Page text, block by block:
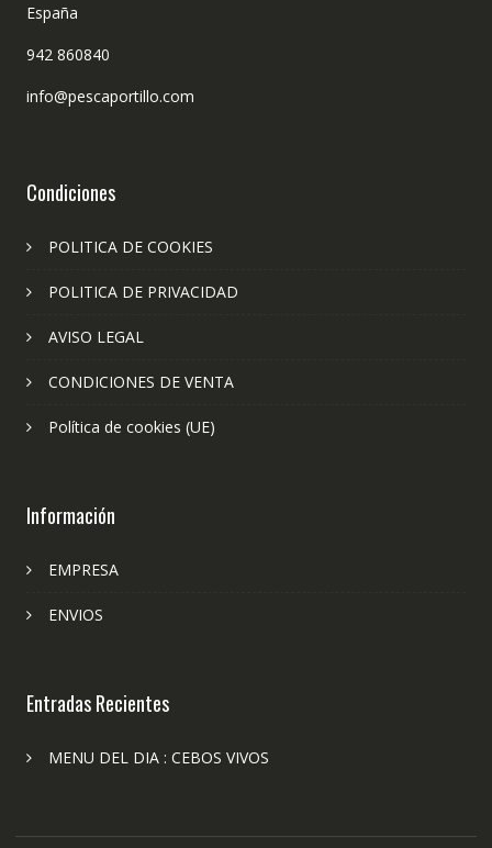
España
942 860840
info@pescaportillo.com
Condiciones
POLITICA DE COOKIES
POLITICA DE PRIVACIDAD
AVISO LEGAL
CONDICIONES DE VENTA
Política de cookies (UE)
Información
EMPRESA
ENVIOS
Entradas Recientes
MENU DEL DIA : CEBOS VIVOS